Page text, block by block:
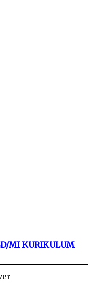
MI KURIKULUM